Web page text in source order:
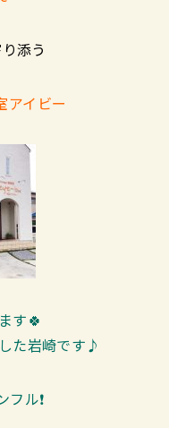
添う
アイビー
す🍀
た岩崎です♪
ル❗